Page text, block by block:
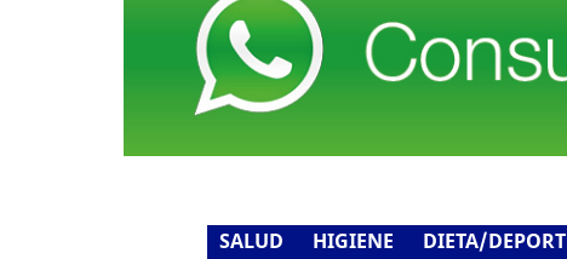
SALUD HIGIENE DIETA/